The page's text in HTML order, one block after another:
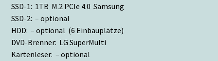
SSD-1: 1TB M.2 PCIe 4.0 Samsung
SSD-2: – optional
HDD: – optional (6 Einbauplätze)
DVD-Brenner: LG SuperMulti
Kartenleser: – optional